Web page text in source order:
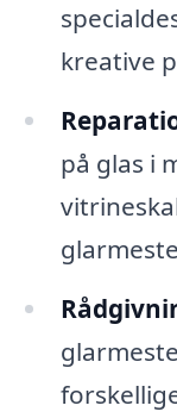
kreative
på glas i